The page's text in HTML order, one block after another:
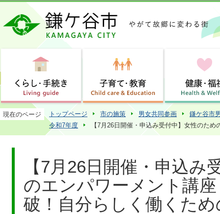
この
現在のページ トップページ 市の施策 男女共同参画
鎌ケ谷市
令和7年度
【7月26日開催・申込み受付中】女性のた
【7月26日開催・申込み
のエンパワーメント講
破！自分らしく働くた